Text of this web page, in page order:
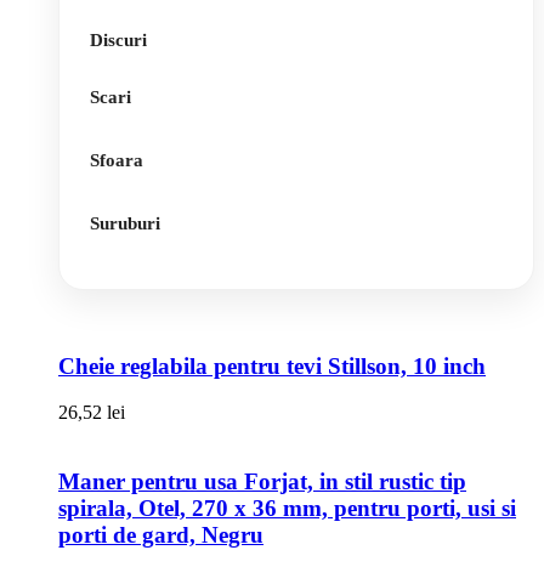
Discuri
Scari
Sfoara
Suruburi
Cheie reglabila pentru tevi Stillson, 10 inch
26,52 lei
Maner pentru usa Forjat, in stil rustic tip
spirala, Otel, 270 x 36 mm, pentru porti, usi si
porti de gard, Negru